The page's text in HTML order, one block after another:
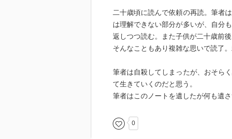
二十歳頃に読んで依頼の再読。筆者
は理解できない部分が多いが、自分
返しつつ読む。また子供が二十歳前後
そんなこともあり複雑な思いで読了
筆者は自殺してしまったが、おそら
て生きていくのだと思う。
筆者はこのノートを遺したが何も遺
0